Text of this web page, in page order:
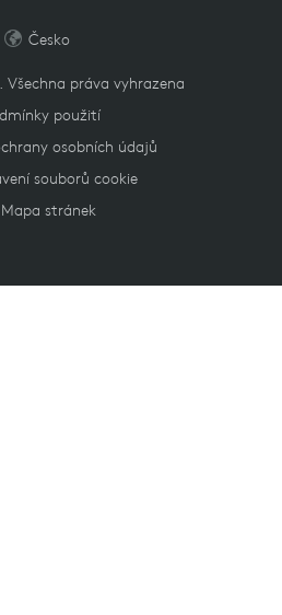
práva vyhrazena
použití
osobních údajů
souborů cookie
Mapa stránek
Česko